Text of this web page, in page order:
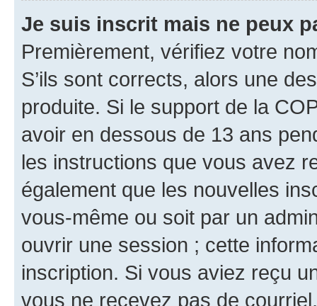
Je suis inscrit mais ne peux
Premièrement, vérifiez votre
S’ils sont corrects, alors une
produite. Si le support de la
avoir en dessous de 13 ans
les instructions que vous avez
également que les nouvelles
vous-même ou soit par un
ouvrir une session ; cette
inscription. Si vous aviez reçu
vous ne recevez pas de